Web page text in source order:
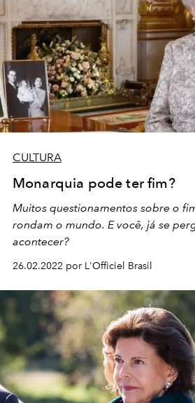
CULTURA
Monarquia pode ter fim?
Muitos questionamentos sobre o
rondam o mundo. E você, já se
acontecer?
26.02.2022 por L'Officiel Brasil